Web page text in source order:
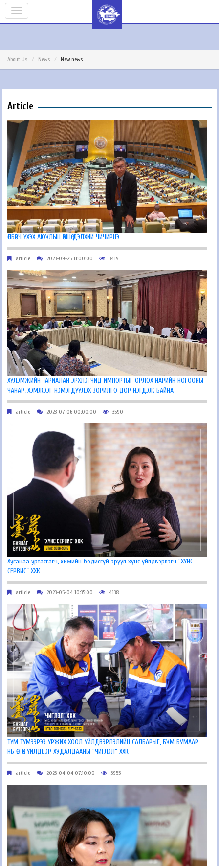
About Us News New news
Article
ӨЛБӨРЧ ҮХЭХ АЮУЛЫН ӨМНӨ ДЭЛХИЙ ЧИЧИРНЭ
article 2023-09-25 11:00:00 3419
ХҮЛЭМЖИЙН ТАРИАЛАН ЭРХЛЭГЧИД ИМПОРТЫГ ОРЛОХ НАРИЙН НОГООНЫ
ЧАНАР, ХЭМЖЭЭГ НЭМЭГДҮҮЛЭХ ЗОРИЛГО ДОР НЭГДЭЖ БАЙНА
article 2023-07-06 00:00:00 3590
Хугацаа уртасгагч, химийн бодисгүй эрүүл хүнс үйлдвэрлэгч “ХҮНС
СЕРВИС” ХХК
article 2023-05-04 10:35:00 4138
ТҮМ ТҮМЭЭРЭЭ ҮРЖИХ ХООЛ ҮЙЛДВЭРЛЭЛИЙН САЛБАРЫГ, БУМ БУМААР
НЬ ӨСГӨХ ҮЙЛДВЭР ХУДАЛДААНЫ “ЧИГЛЭЛ” ХХК
article 2023-04-04 07:10:00 3955